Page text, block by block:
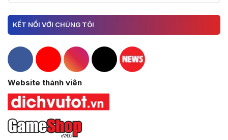
KẾT NỐI VỚI CHÚNG TÔI
Hacom Facebook
Hacom YouTube
Hacom Instagram
Hacom TikTok
Website thành viên